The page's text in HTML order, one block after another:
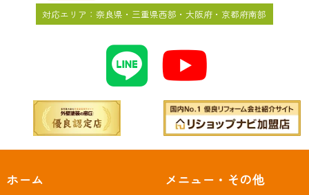
対応エリア：奈良県・三重県西部・大阪府・京都府南部
ホーム メニュー・その他